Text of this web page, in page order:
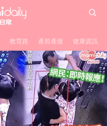
教育路 產前產後 健康資訊